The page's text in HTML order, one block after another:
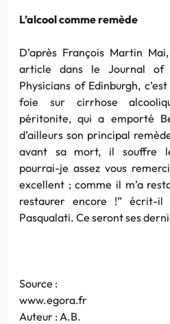
L’alcool comme remède
D’après François Martin
article dans le Journal of
Physicians of Edinburgh,
foie sur cirrhose
péritonite, qui a emporté
d’ailleurs son principal
avant sa mort, il souffre
pourrai-je assez vous
excellent ; comme il m’a
restaurer encore !” écrit-il
Pasqualati. Ce seront ses
Source :
www.egora.fr
Auteur : A.B.